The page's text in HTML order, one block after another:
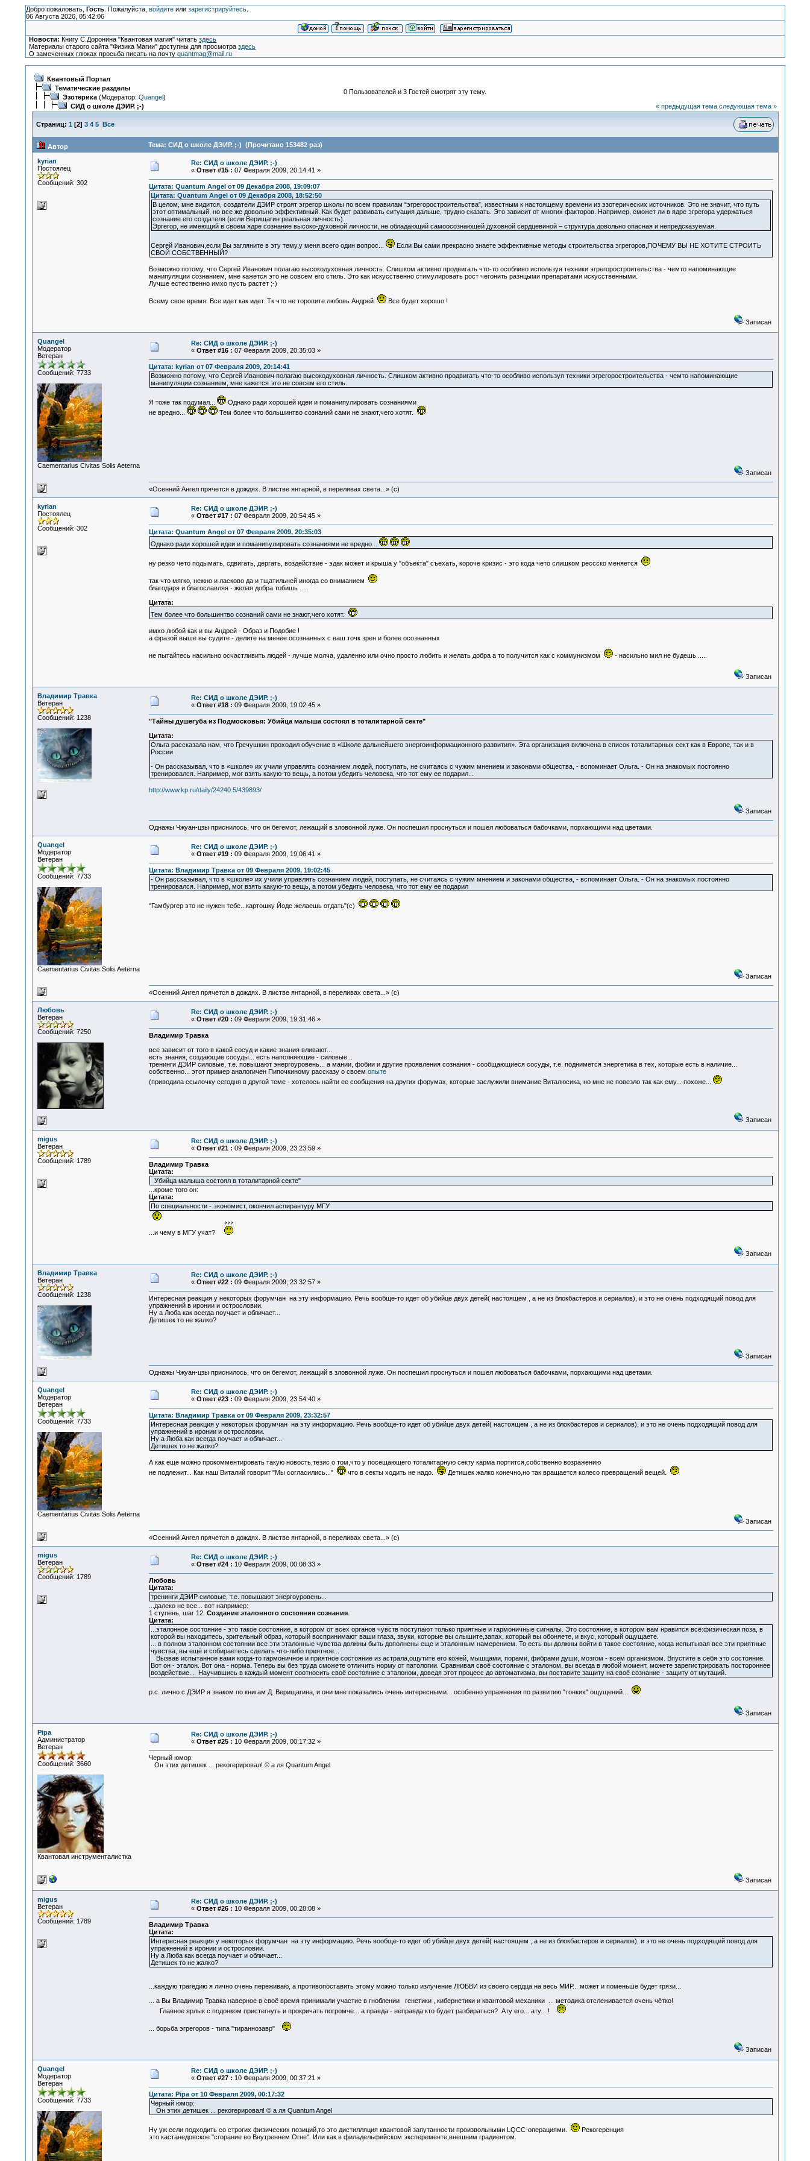
Добро пожаловать, Гость. Пожалуйста, войдитеили зарегистрируйтесь.
06 Августа 2026, 05:42:06
Новости: Книгу С.Доронина "Квантовая магия" читатьздесь
Материалы старого сайта "Физика Магии" доступны для просмотраздесь
О замеченных глюках просьба писать на почтуquantmag@mail.ru
Квантовый Портал
Тематические разделы
Эзотерика(Модератор: Quangel)
СИД о школе ДЭИР. ;-)
0 Пользователей и 3 Гостей смотрят эту тему.
« предыдущая тема следующая тема »
Страниц: 1 [2] 3 4 5 Все
Автор Тема: СИД о школе ДЭИР. ;-) (Прочитано 153482 раз)
kyrian
Постоялец
Сообщений: 302
Re: СИД о школе ДЭИР. ;-)
« Ответ #15 : 07 Февраля 2009, 20:14:41 »
Цитата: Quantum Angel от 09 Декабря 2008, 19:09:07
Цитата: Quantum Angel от 09 Декабря 2008, 18:52:50
В целом, мне видится, создатели ДЭИР строят эгрегор школы по всем правилам “эгрегоростроительства”, известным к настоящему времени из эзотерических источников. Это не значит, что путь
этот оптимальный, но все же довольно эффективный. Как будет развивать ситуация дальше, трудно сказать. Это зависит от многих факторов. Например, сможет ли в ядре эгрегора удержаться
сознание его создателя (если Верищагин реальная личность).
Эргегор, не имеющий в своем ядре сознание высоко-духовной личности, не обладающий самоосознающей духовной сердцевиной – структура довольно опасная и непредсказуемая.
Сергей Иванович,если Вы загляните в эту тему,у меня всего один вопрос...
Если Вы сами прекрасно знаете эффективные методы строительства эгрегоров,ПОЧЕМУ ВЫ НЕ ХОТИТЕ СТРОИТЬ
СВОЙ СОБСТВЕННЫЙ?
Возможно потому, что Сергей Иванович полагаю высокодуховная личность. Слишком активно продвигать что-то особливо используя техники эгрегоростроительства - чемто напоминающие
манипуляции сознанием, мне кажется это не совсем его стиль. Это как искусственно стимулировать рост чегонить разнцыми препаратами искусственными.
Лучше естественно имхо пусть растет ;-)
Всему свое время. Все идет как идет. Тк что не торопите любовь Андрей Все будет хорошо !
Записан
Quangel
Модератор
Ветеран
Сообщений: 7733
Сaementarius Civitas Solis Aeterna
Re: СИД о школе ДЭИР. ;-)
« Ответ #16 : 07 Февраля 2009, 20:35:03 »
Цитата: kyrian от 07 Февраля 2009, 20:14:41
Возможно потому, что Сергей Иванович полагаю высокодуховная личность. Слишком активно продвигать что-то особливо используя техники эгрегоростроительства - чемто напоминающие
манипуляции сознанием, мне кажется это не совсем его стиль.
Я тоже так подумал...
Однако ради хорошей идеи и поманипулировать сознаниями
не вредно...
Тем более что большинтво сознаний сами не знают,чего хотят.
Записан
«Осенний Ангел прячется в дождях. В листве янтарной, в переливах света...» (c)
kyrian
Постоялец
Сообщений: 302
Re: СИД о школе ДЭИР. ;-)
« Ответ #17 : 07 Февраля 2009, 20:54:45 »
Цитата: Quantum Angel от 07 Февраля 2009, 20:35:03
Однако ради хорошей идеи и поманипулировать сознаниями не вредно...
ну резко чето подымать, сдвигать, дергать, воздействие - эдак может и крыша у "объекта" съехать, короче кризис - это кода чето слишком рессско меняется
так что мягко, нежно и ласково да и тщатильней иногда со вниманием
благодаря и благославляя - желая добра тобишь .....
Цитата:
Тем более что большинтво сознаний сами не знают,чего хотят.
имхо любой как и вы Андрей - Образ и Подобие !
а фразой выше вы судите - делите на менее осознанных с ваш точк зрен и более осознанных
не пытайтесь насильно осчастливить людей - лучше молча, удаленно или очно просто любить и желать добра а то получится как с коммунизмом - насильно мил не будешь .....
Записан
Владимир Травка
Ветеран
Сообщений: 1238
Re: СИД о школе ДЭИР. ;-)
« Ответ #18 : 09 Февраля 2009, 19:02:45 »
"Тайны душегуба из Подмосковья: Убийца малыша состоял в тоталитарной секте"
Цитата:
Ольга рассказала нам, что Гречушкин проходил обучение в «Школе дальнейшего энергоинформационного развития». Эта организация включена в список тоталитарных сект как в Европе, так и в
России.
- Он рассказывал, что в «школе» их учили управлять сознанием людей, поступать, не считаясь с чужим мнением и законами общества, - вспоминает Ольга. - Он на знакомых постоянно
тренировался. Например, мог взять какую-то вещь, а потом убедить человека, что тот ему ее подарил...
http://www.kp.ru/daily/24240.5/439893/
Записан
Однажы Чжуан-цзы приснилось, что он бегемот, лежащий в зловонной луже. Он поспешил проснуться и пошел любоваться бабочками, порхающими над цветами.
Quangel
Модератор
Ветеран
Сообщений: 7733
Сaementarius Civitas Solis Aeterna
Re: СИД о школе ДЭИР. ;-)
« Ответ #19 : 09 Февраля 2009, 19:06:41 »
Цитата: Владимир Травка от 09 Февраля 2009, 19:02:45
- Он рассказывал, что в «школе» их учили управлять сознанием людей, поступать, не считаясь с чужим мнением и законами общества, - вспоминает Ольга. - Он на знакомых постоянно
тренировался. Например, мог взять какую-то вещь, а потом убедить человека, что тот ему ее подарил
"Гамбургер это не нужен тебе...картошку Йоде желаешь отдать"(с)
Записан
«Осенний Ангел прячется в дождях. В листве янтарной, в переливах света...» (c)
Любовь
Ветеран
Сообщений: 7250
Re: СИД о школе ДЭИР. ;-)
« Ответ #20 : 09 Февраля 2009, 19:31:46 »
Владимир Травка
все зависит от того в какой сосуд и какие знания вливают...
есть знания, создающие сосуды... есть наполняющие - силовые...
тренинги ДЭИР силовые, т.е. повышают энергоуровень... а мании, фобии и другие проявления сознания - сообщающиеся сосуды, т.е. поднимется энергетика в тех, которые есть в наличие...
собственно... этот пример аналогичен Пипочкиному рассказу о своем опыте
(приводила ссылочку сегодня в другой теме - хотелось найти ее сообщения на других форумах, которые заслужили внимание Виталюсика, но мне не повезло так как ему... похоже...
Записан
migus
Ветеран
Сообщений: 1789
Re: СИД о школе ДЭИР. ;-)
« Ответ #21 : 09 Февраля 2009, 23:23:59 »
Владимир Травка
Цитата:
Убийца малыша состоял в тоталитарной секте"
...кроме того он:
Цитата:
По специальности - экономист, окончил аспирантуру МГУ
...и чему в МГУ учат?
Записан
Владимир Травка
Ветеран
Сообщений: 1238
Re: СИД о школе ДЭИР. ;-)
« Ответ #22 : 09 Февраля 2009, 23:32:57 »
Интересная реакция у некоторых форумчан на эту информацию. Речь вообще-то идет об убийце двух детей( настоящем , а не из блокбастеров и сериалов), и это не очень подходящий повод для
упражнений в иронии и острословии.
Ну а Люба как всегда поучает и обличает...
Детишек то не жалко?
Записан
Однажы Чжуан-цзы приснилось, что он бегемот, лежащий в зловонной луже. Он поспешил проснуться и пошел любоваться бабочками, порхающими над цветами.
Quangel
Модератор
Ветеран
Сообщений: 7733
Сaementarius Civitas Solis Aeterna
Re: СИД о школе ДЭИР. ;-)
« Ответ #23 : 09 Февраля 2009, 23:54:40 »
Цитата: Владимир Травка от 09 Февраля 2009, 23:32:57
Интересная реакция у некоторых форумчан на эту информацию. Речь вообще-то идет об убийце двух детей( настоящем , а не из блокбастеров и сериалов), и это не очень подходящий повод для
упражнений в иронии и острословии.
Ну а Люба как всегда поучает и обличает...
Детишек то не жалко?
А как еще можно прокомментировать такую новость,тезис о том,что у посещающего тоталитарную секту карма портится,собственно возражению
не подлежит... Как наш Виталий говорит "Мы согласились..."
что в секты ходить не надо. Детишек жалко конечно,но так вращается колесо превращений вещей.
Записан
«Осенний Ангел прячется в дождях. В листве янтарной, в переливах света...» (c)
migus
Ветеран
Сообщений: 1789
Re: СИД о школе ДЭИР. ;-)
« Ответ #24 : 10 Февраля 2009, 00:08:33 »
Любовь
Цитата:
тренинги ДЭИР силовые, т.е. повышают энергоуровень...
...далеко не все... вот например:
1 ступень, шаг 12. Создание эталонного состояния сознания.
Цитата:
...эталонное состояние - это такое состояние, в котором от всех органов чувств поступают только приятные и гармоничные сигналы. Это состояние, в котором вам нравится всё:физическая поза, в
которой вы находитесь, зрительный образ, который воспринимают ваши глаза, звуки, которые вы слышите,запах, который вы обоняете, и вкус, который ощущаете.
... в полном эталонном состоянии все эти эталонные чувства должны быть дополнены еще и эталонным намерением. То есть вы должны войти в такое состояние, когда испытывая все эти приятные
чувства, вы ещё и собираетесь сделать что-либо приятное...
Вызвав испытанное вами когда-то гармоничное и приятное состояние из астрала,ощутите его кожей, мышцами, порами, фибрами души, мозгом - всем организмом. Впустите в себя это состояние.
Вот он - эталон. Вот она - норма. Теперь вы без труда сможете отличить норму от патологии. Сравнивая своё состояние с эталоном, вы всегда в любой момент, можете зарегистрировать постороннее
воздействие... Научившись в каждый момент соотносить своё состояние с эталоном, доведя этот процесс до автоматизма, вы поставите защиту на своё сознание - защиту от мутаций.
р.с. лично с ДЭИР я знаком по книгам Д. Верищагина, и они мне показались очень интересными... особенно упражнения по развитию "тонких" ощущений...
Записан
Pipa
Администратор
Ветеран
Сообщений: 3660
Квантовая инструменталистка
Re: СИД о школе ДЭИР. ;-)
« Ответ #25 : 10 Февраля 2009, 00:17:32 »
Черный юмор:
Он этих детишек ... рекогерировал! © а ля Quantum Angel
Записан
migus
Ветеран
Сообщений: 1789
Re: СИД о школе ДЭИР. ;-)
« Ответ #26 : 10 Февраля 2009, 00:28:08 »
Владимир Травка
Цитата:
Интересная реакция у некоторых форумчан на эту информацию. Речь вообще-то идет об убийце двух детей( настоящем , а не из блокбастеров и сериалов), и это не очень подходящий повод для
упражнений в иронии и острословии.
Ну а Люба как всегда поучает и обличает...
Детишек то не жалко?
...каждую трагедию я лично очень переживаю, а противопоставить этому можно только излучение ЛЮБВИ из своего сердца на весь МИР... может и поменьше будет грязи...
... а Вы Владимир Травка наверное в своё время принимали участие в гноблении генетики , кибернетики и квантовой механики ... методика отслеживается очень чётко!
Главное ярлык с подонком пристегнуть и прокричать погромче... а правда - неправда кто будет разбираться? Ату его... ату... !
... борьба эгрегоров - типа "тираннозавр"
Записан
Quangel
Модератор
Ветеран
Сообщений: 7733
Re: СИД о школе ДЭИР. ;-)
« Ответ #27 : 10 Февраля 2009, 00:37:21 »
Цитата: Pipa от 10 Февраля 2009, 00:17:32
Черный юмор:
Он этих детишек ... рекогерировал! © а ля Quantum Angel
Ну уж если подходить со строгих физических позиций,то это дистилляция квантовой запутанности произвольными LQCC-операциями.
Рекогеренция
это кастанедовское "сгорание во Внутреннем Огне". Или как в филадельфийском эксперементе,внешним градиентом.